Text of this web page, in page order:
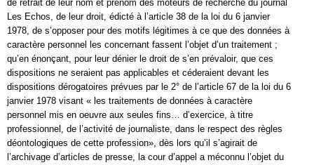
de retrait de leur nom et prénom des moteurs de recherche du journal
Les Echos, de leur droit, édicté à l’article 38 de la loi du 6 janvier
1978, de s’opposer pour des motifs légitimes à ce que des données à
caractère personnel les concernant fassent l’objet d’un traitement ;
qu’en énonçant, pour leur dénier le droit de s’en prévaloir, que ces
dispositions ne seraient pas applicables et céderaient devant les
dispositions dérogatoires prévues par le 2° de l’article 67 de la loi du 6
janvier 1978 visant « les traitements de données à caractère
personnel mis en oeuvre aux seules fins… d’exercice, à titre
professionnel, de l’activité de journaliste, dans le respect des règles
déontologiques de cette profession», dès lors qu’il s’agirait de
l’archivage d’articles de presse, la cour d’appel a méconnu l’objet du